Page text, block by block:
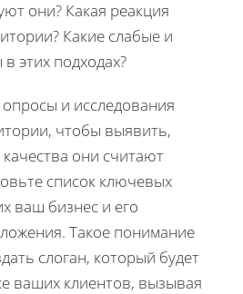
они? Какая реакция
Какие слабые и
этих подходах?
и исследования
чтобы выявить,
они считают
список ключевых
ваш бизнес и его
Такое понимание
слоган, который будет
ваших клиентов, вызывая